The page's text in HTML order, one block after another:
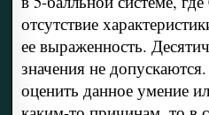
отсутствие
ее выраженность.
значения не
оценить данное умение